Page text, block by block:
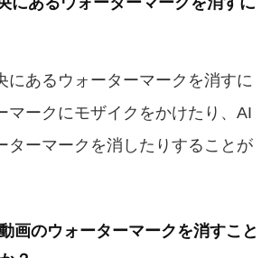
にあるウォーターマークを消すに
マークにモザイクをかけたり、AI
ターマークを消したりすることが
画のウォーターマークを消すこと